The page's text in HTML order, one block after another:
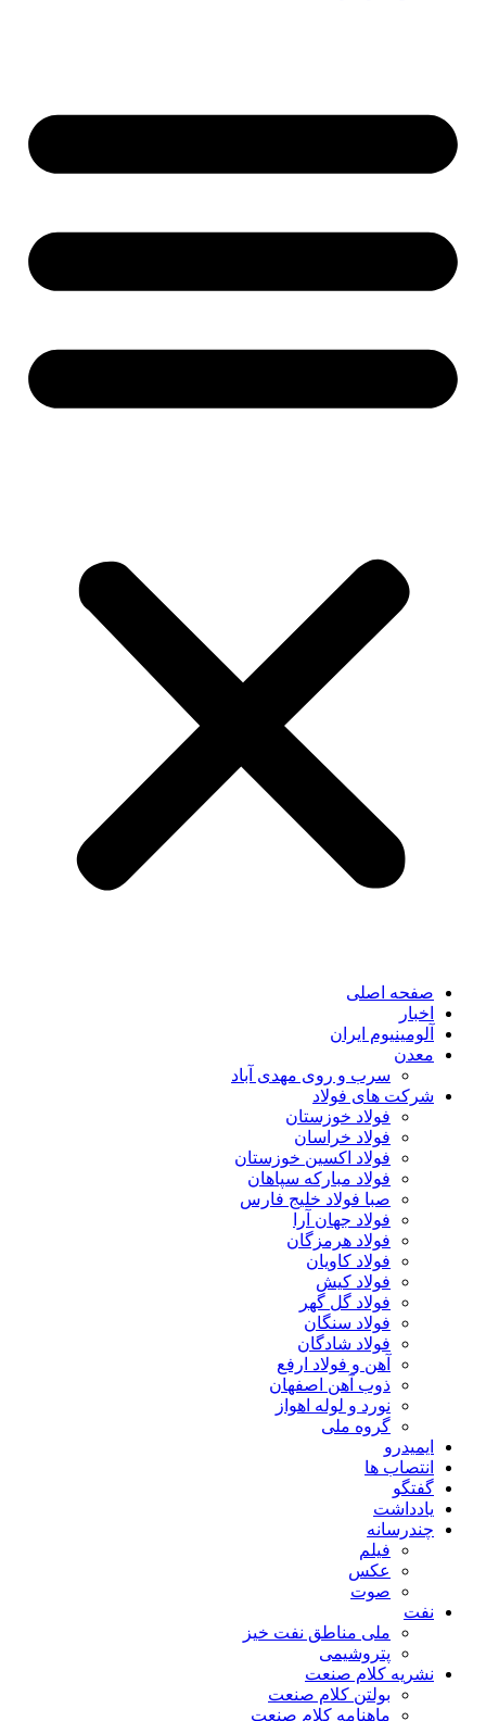
صفحه اصلی
اخبار
آلومینیوم ایران
معدن
سرب و روی مهدی آباد
شرکت های فولاد
فولاد خوزستان
فولاد خراسان
فولاد اکسین خوزستان
فولاد مبارکه سپاهان
صبا فولاد خلیج فارس
فولاد جهان آرا
فولاد هرمزگان
فولاد کاویان
فولاد کیش
فولاد گل گهر
فولاد سنگان
فولاد شادگان
آهن و فولاد ارفع
ذوب آهن اصفهان
نورد و لوله اهواز
گروه ملی
ایمیدرو
انتصاب ها
گفتگو
یادداشت
چندرسانه
فیلم
عکس
صوت
نفت
ملی مناطق نفت خیز
پتروشیمی
نشریه کلام صنعت
بولتن کلام صنعت
ماهنامه کلام صنعت